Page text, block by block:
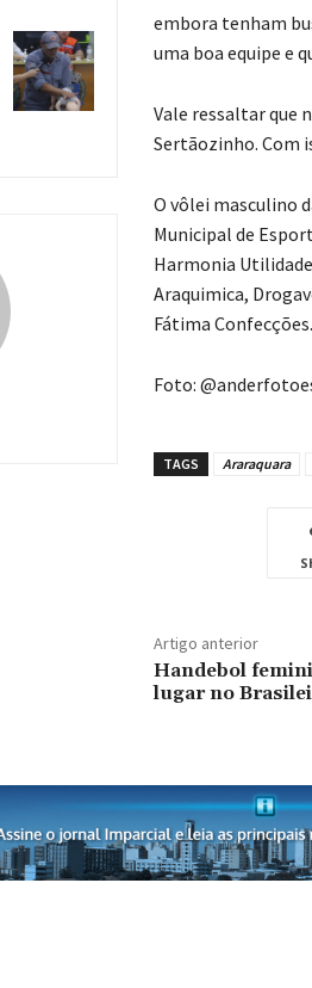
embora tenham
uma boa equipe e
Vale ressaltar que
Sertãozinho. Com
O vôlei masculino
Municipal de
Harmonia
Araquimica,
Fátima Confecções.
Foto:
TAGS Araraquara
Artigo anterior
Handebol
lugar no